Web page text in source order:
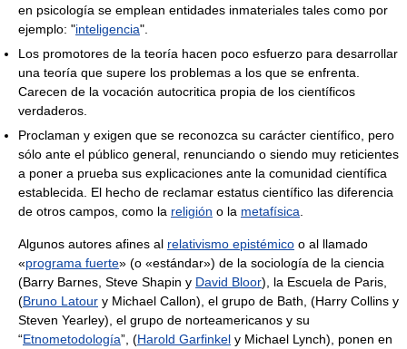
en psicología se emplean entidades inmateriales tales como por
ejemplo: "inteligencia".
Los promotores de la teoría hacen poco esfuerzo para desarrollar
una teoría que supere los problemas a los que se enfrenta.
Carecen de la vocación autocritica propia de los científicos
verdaderos.
Proclaman y exigen que se reconozca su carácter científico, pero
sólo ante el público general, renunciando o siendo muy reticientes
a poner a prueba sus explicaciones ante la comunidad científica
establecida. El hecho de reclamar estatus científico las diferencia
de otros campos, como la religión o la metafísica
Algunos autores afines al relativismo epistémico o al llamado
«programa fuerte» (o «estándar») de la sociología de la ciencia
(Barry Barnes, Steve Shapin y David Bloor), la Escuela de Paris,
(Bruno Latour y Michael Callon), el grupo de Bath, (Harry Collins y
Steven Yearley), el grupo de norteamericanos y su
“Etnometodología”, (Harold Garfinkel y Michael Lynch), ponen en